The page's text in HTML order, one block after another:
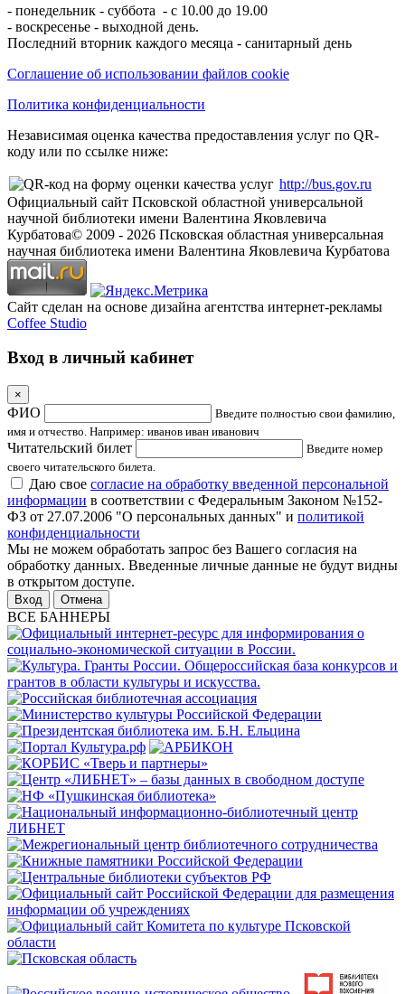
- понедельник - суббота - с 10.00 до 19.00
- воскресенье - выходной день.
Последний вторник каждого месяца - санитарный день
Соглашение об использовании файлов cookie
Политика конфиденциальности
Независимая оценка качества предоставления услуг по QR-
коду или по ссылке ниже:
http://bus.gov.ru
Официальный сайт Псковской областной универсальной
научной библиотеки имени Валентина Яковлевича
Курбатова© 2009 - 2026 Псковская областная универсальная
научная библиотека имени Валентина Яковлевича Курбатова
Сайт сделан на основе дизайна агентства интернет-рекламы
Coffee Studio
Вход в личный кабинет
×
ФИО
Введите полностью свои фамилию,
имя и отчество. Например: иванов иван иванович
Читательский билет
Введите номер
своего читательского билета.
Даю свое согласие на обработку введенной персональной
информации в соответствии с Федеральным Законом №152-
ФЗ от 27.07.2006 "О персональных данных" и политикой
конфиденциальности
Мы не можем обработать запрос без Вашего согласия на
обработку данных. Введенные личные данные не будут видны
в открытом доступе.
Отмена
ВСЕ БАННЕРЫ